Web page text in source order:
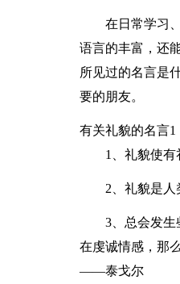
在日常学习
语言的丰富，还
所见过的名言是
要的朋友。
有关礼貌的名言1
1、礼貌使
2、礼貌是
3、总会发
在虔诚情感，那
——泰戈尔